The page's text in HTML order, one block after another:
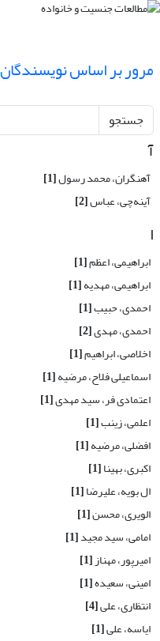
مرور بر اساس نویسندگان
جستجو
آ
آهنگران، محمد رسول[1]
آینه‌چی، عباس[2]
ا
ابراهیمی، اعظم[1]
ابراهیمی، مهدیه[1]
احمدی، حبیب[1]
احمدی، مهدی[2]
اخلاصی، ابراهیم[1]
اسماعیلی فلاح، مرضیه[1]
اعتمادی فر، سید مهدی[1]
اعلمی، زینب[1]
افضلی، مرضیه[1]
اکبری، بهینا[1]
ال بویه، علیرضا[1]
الویری، محسن[1]
امامی، سید مجید[1]
امیرپور، مهناز[1]
امینی، سعیده[1]
انتظاری، علی[4]
ایاسه، علی[1]